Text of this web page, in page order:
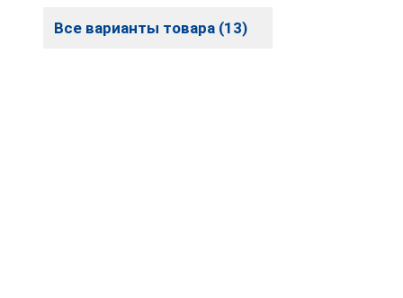
Все варианты товара (13)